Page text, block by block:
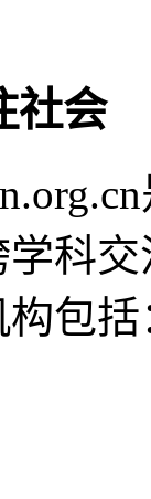
社会
科
包